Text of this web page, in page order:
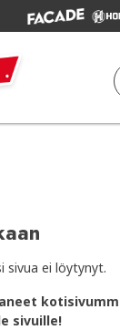
sivua ei löytynyt.
sivuille!